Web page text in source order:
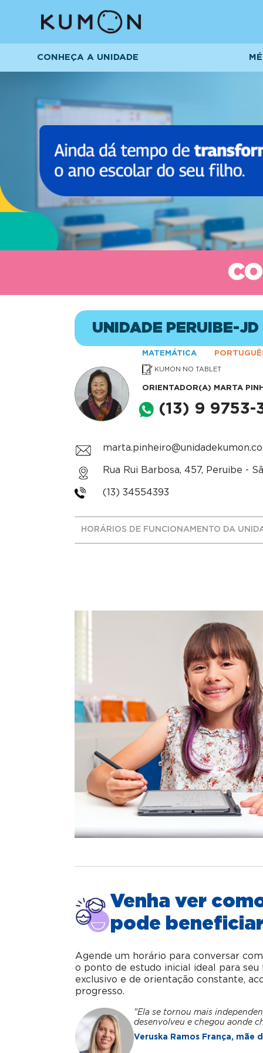
CONHEÇA A UNIDADE
UNIDADE PERUIBE-
MATEMÁTICA
KUMON NO TABLET
ORIENTADOR(A) MARTA
(13) 9 9753-
Rua Rui Barbosa, 457, Peruibe -
(13) 34554393
HORÁRIOS DE FUNCIONAMENTO DA
Venha ver
pode
Agende um horário para conversar
o ponto de estudo inicial ideal para
exclusivo e de orientação constante,
progresso.
"Ela se tornou mais
desenvolveu e chegou aonde
Veruska Ramos França, mãe